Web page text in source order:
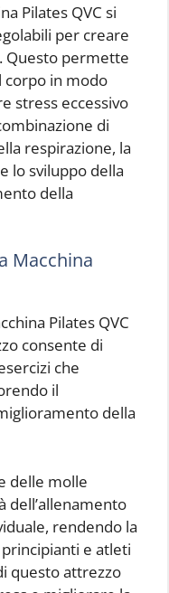
Pilates QVC si
per creare
Questo permette
corpo in modo
stress eccessivo
di
respirazione, la
lo sviluppo della
della
Macchina
Pilates QVC
consente di
che
il
della
delle molle
dell’allenamento
rendendo la
e atleti
questo attrezzo